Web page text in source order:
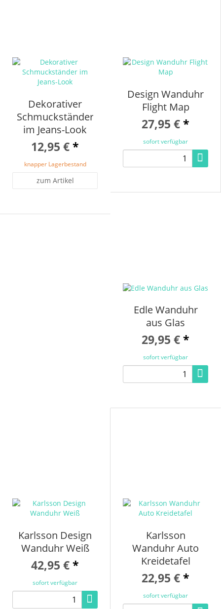
Dekorativer
Schmuckständer
im Jeans-Look
12,95 €*
knapper Lagerbestand
zum Artikel
Design Wanduhr
Flight Map
27,95 €*
sofort verfügbar
Edle Wanduhr
aus Glas
29,95 €*
sofort verfügbar
Karlsson Design
Wanduhr Weiß
42,95 €*
sofort verfügbar
Karlsson
Wanduhr Auto
Kreidetafel
22,95 €*
sofort verfügbar